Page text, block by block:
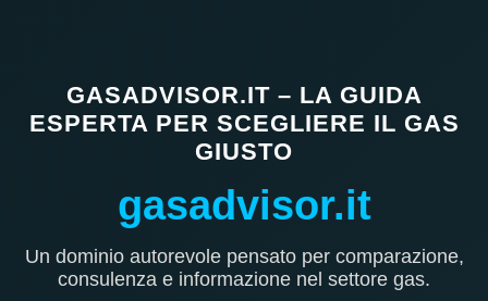
GASADVISOR.IT – LA GUIDA
ESPERTA PER SCEGLIERE IL GAS
GIUSTO
gasadvisor.it
Un dominio autorevole pensato per comparazione,
consulenza e informazione nel settore gas.